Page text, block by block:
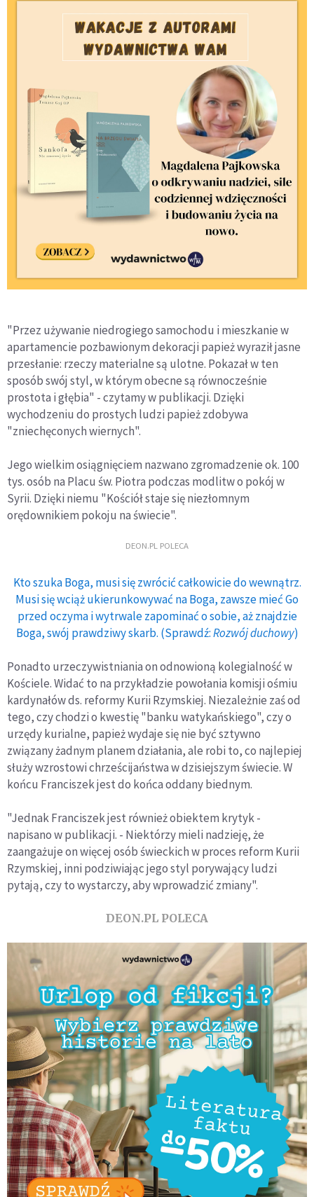
"Przez używanie niedrogiego samochodu i mieszkanie w
apartamencie pozbawionym dekoracji papież wyraził jasne
przesłanie: rzeczy materialne są ulotne. Pokazał w ten
sposób swój styl, w którym obecne są równocześnie
prostota i głębia" - czytamy w publikacji. Dzięki
wychodzeniu do prostych ludzi papież zdobywa
"zniechęconych wiernych".
Jego wielkim osiągnięciem nazwano zgromadzenie ok. 100
tys. osób na Placu św. Piotra podczas modlitw o pokój w
Syrii. Dzięki niemu "Kościół staje się niezłomnym
orędownikiem pokoju na świecie".
DEON.PL POLECA
Kto szuka Boga, musi się zwrócić całkowicie do wewnątrz.
Musi się wciąż ukierunkowywać na Boga, zawsze mieć Go
przed oczyma i wytrwale zapominać o sobie, aż znajdzie
Boga, swój prawdziwy skarb. (Sprawdź:Rozwój duchowy)
Ponadto urzeczywistniania on odnowioną kolegialność w
Kościele. Widać to na przykładzie powołania komisji ośmiu
kardynałów ds. reformy Kurii Rzymskiej. Niezależnie zaś od
tego, czy chodzi o kwestię "banku watykańskiego", czy o
urzędy kurialne, papież wydaje się nie być sztywno
związany żadnym planem działania, ale robi to, co najlepiej
służy wzrostowi chrześcijaństwa w dzisiejszym świecie. W
końcu Franciszek jest do końca oddany biednym.
"Jednak Franciszek jest również obiektem krytyk -
napisano w publikacji. - Niektórzy mieli nadzieję, że
zaangażuje on więcej osób świeckich w proces reform Kurii
Rzymskiej, inni podziwiając jego styl porywający ludzi
pytają, czy to wystarczy, aby wprowadzić zmiany".
DEON.PL POLECA